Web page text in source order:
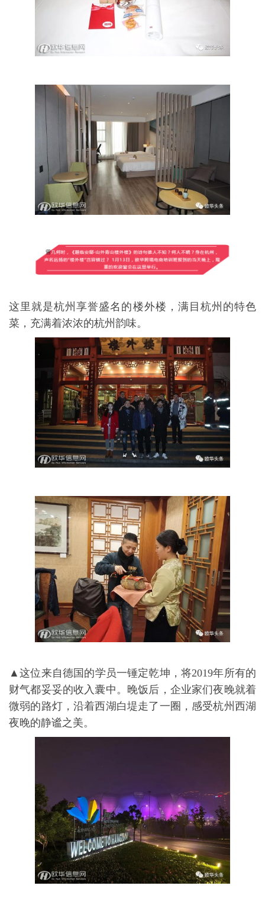
这里就是杭州享誉盛名的楼外楼，满目杭州的特色
菜，充满着浓浓的杭州韵味。
▲这位来自德国的学员一锤定乾坤，将2019年所有的
财气都妥妥的收入囊中。晚饭后，企业家们夜晚就着
微弱的路灯，沿着西湖白堤走了一圈，感受杭州西湖
夜晚的静谧之美。